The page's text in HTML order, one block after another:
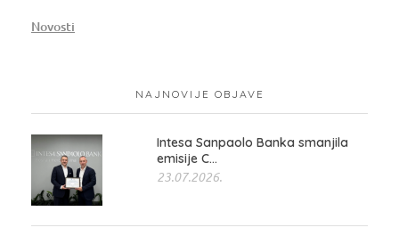
Novosti
NAJNOVIJE OBJAVE
Intesa Sanpaolo Banka smanjila
emisije C...
23.07.2026.